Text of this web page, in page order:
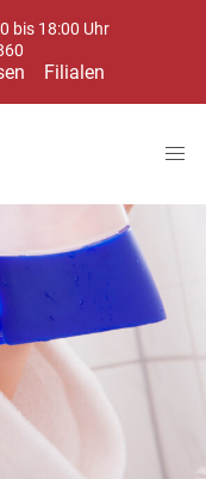
bis 18:00 Uhr
Filialen